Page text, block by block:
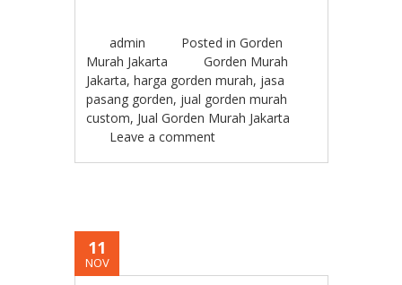
admin Posted inGorden
Murah Jakarta
Gorden Murah
Jakarta,harga gorden murah, jasa
pasang gorden, jual gorden murah
custom, Jual Gorden Murah Jakarta
Leave a comment
11
NOV